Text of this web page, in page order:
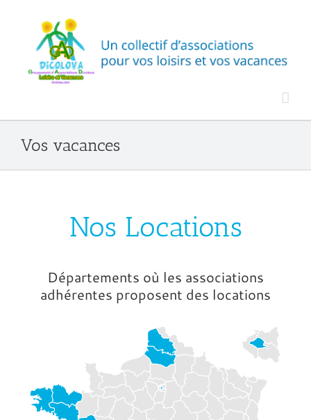
Vos vacances
Nos Locations
Départements où les associations
adhérentes proposent des locations